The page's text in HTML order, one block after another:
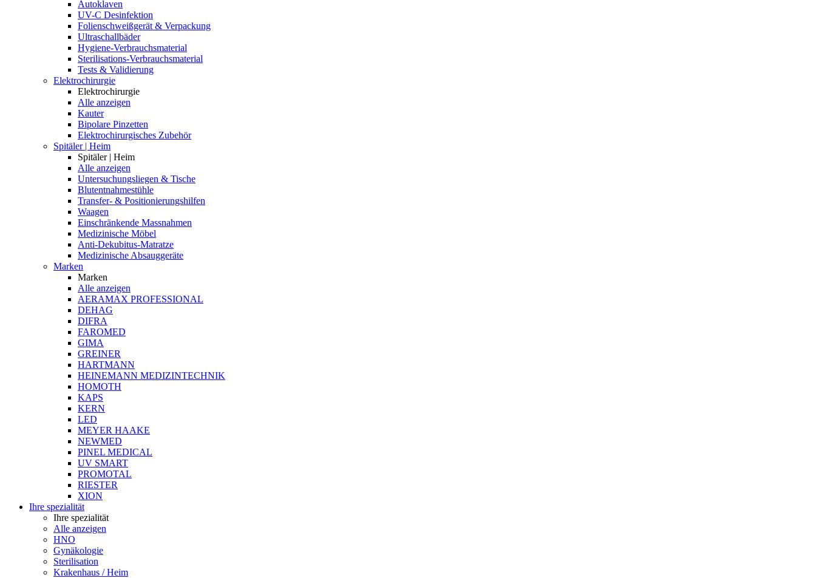
Autoklaven
UV-C Desinfektion
Folienschweißgerät & Verpackung
Ultraschallbäder
Hygiene-Verbrauchsmaterial
Sterilisations-Verbrauchsmaterial
Tests & Validierung
Elektrochirurgie
Elektrochirurgie
Alle anzeigen
Kauter
Bipolare Pinzetten
Elektrochirurgisches Zubehör
Spitäler | Heim
Spitäler | Heim
Alle anzeigen
Untersuchungsliegen & Tische
Blutentnahmestühle
Transfer- & Positionierungshilfen
Waagen
Einschränkende Massnahmen
Medizinische Möbel
Anti-Dekubitus-Matratze
Medizinische Absauggeräte
Marken
Marken
Alle anzeigen
AERAMAX PROFESSIONAL
DEHAG
DIFRA
FAROMED
GIMA
GREINER
HARTMANN
HEINEMANN MEDIZINTECHNIK
HOMOTH
KAPS
KERN
LED
MEYER HAAKE
NEWMED
PINEL MEDICAL
UV SMART
PROMOTAL
RIESTER
XION
Ihre spezialität
Ihre spezialität
Alle anzeigen
HNO
Gynäkologie
Sterilisation
Krakenhaus / Heim